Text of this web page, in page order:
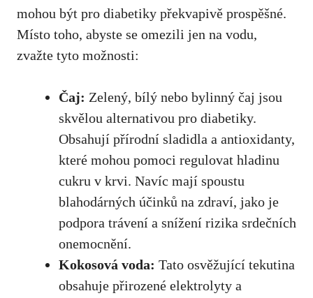
mohou být‌ pro diabetiky ‌překvapivě prospěšné.
Místo⁤ toho, abyste se omezili jen na vodu,
zvažte⁤ tyto​ možnosti:
Čaj: Zelený, bílý nebo⁤ bylinný čaj‍ jsou
‌skvělou alternativou pro diabetiky.
Obsahují ⁢přírodní sladidla a antioxidanty,
které​ mohou pomoci regulovat hladinu
cukru v krvi. ​Navíc⁤ mají‌ spoustu⁢
blahodárných účinků⁢ na zdraví, jako ‌je​
podpora ‍trávení a ‍snížení rizika‍ srdečních
onemocnění.
Kokosová voda: Tato osvěžující tekutina⁣
obsahuje​ přirozené elektrolyty⁢ a